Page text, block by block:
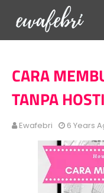
CARA
TANPA
Ewafebri 6 Years